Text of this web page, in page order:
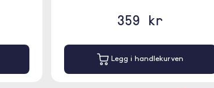
359 kr
Legg i handlekurven